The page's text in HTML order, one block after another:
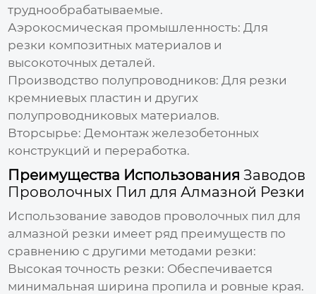
труднообрабатываемые.
Аэрокосмическая промышленность: Для
резки композитных материалов и
высокоточных деталей.
Производство полупроводников: Для резки
кремниевых пластин и других
полупроводниковых материалов.
Вторсырье: Демонтаж железобетонных
конструкций и переработка.
Преимущества Использования Заводов
Проволочных Пил для Алмазной Резки
Использованиезаводов проволочных пил для
алмазной резки имеет ряд преимуществ по
сравнению с другими методами резки:
Высокая точность резки: Обеспечивается
минимальная ширина пропила и ровные края.